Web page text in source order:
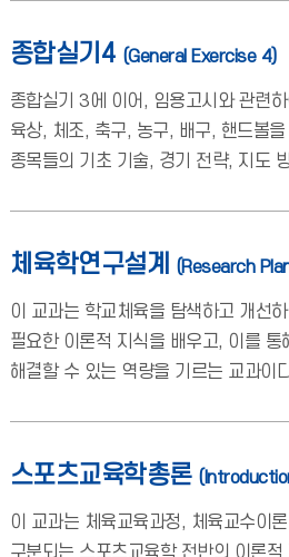
종합실기4 (General Exercise 4)
종합실기 3에 이어, 임용고시와 관련
육상, 체조, 축구, 농구, 배구, 핸드볼
종목들의 기초 기술, 경기 전략, 지도
체육학연구설계 (Research
이 교과는 학교체육을 탐색하고 개선
필요한 이론적 지식을 배우고, 이를 통
해결할 수 있는 역량을 기르는 교과이
스포츠교육학총론
이 교과는 체육교육과정, 체육교수이
구분되는 스포츠교육학 전반의 이론